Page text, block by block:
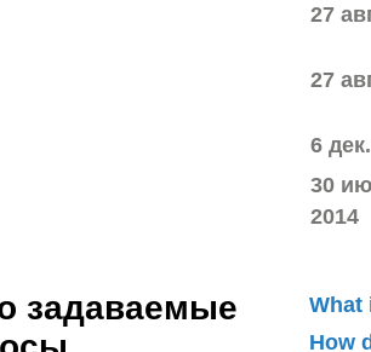
27
27
6
30
2014
задаваемые
What
How